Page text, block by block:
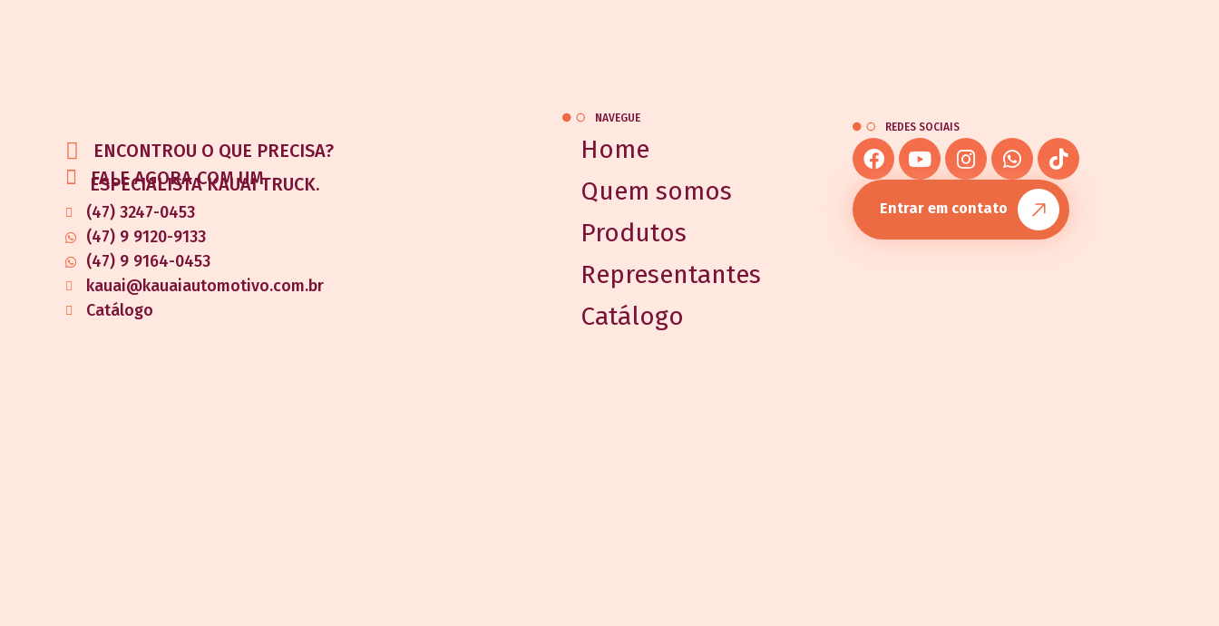
ENCONTROU O QUE PRECISA?
FALE AGORA COM UM
ESPECIALISTA KAUAI TRUCK.
(47) 3247-0453
(47) 9 9120-9133
(47) 9 9164-0453
kauai@kauaiautomotivo.com.br
Catálogo
NAVEGUE
Home
Quem somos
Produtos
Representantes
Catálogo
REDES SOCIAIS
Entrar em contato